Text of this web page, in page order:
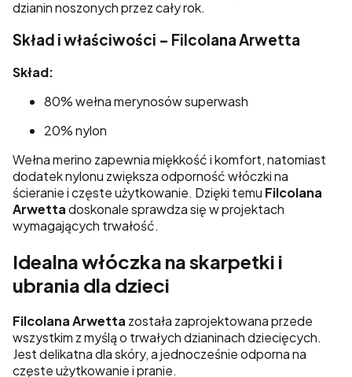
dzianin noszonych przez cały rok.
Skład i właściwości – Filcolana Arwetta
Skład:
80% wełna merynosów superwash
20% nylon
Wełna merino zapewnia miękkość i komfort, natomiast
dodatek nylonu zwiększa odporność włóczki na
ścieranie i częste użytkowanie. Dzięki temu Filcolana
Arwettadoskonale sprawdza się w projektach
wymagających trwałość.
Idealna włóczka na skarpetki i
ubrania dla dzieci
Filcolana Arwetta została zaprojektowana przede
wszystkim z myślą o trwałych dzianinach dziecięcych.
Jest delikatna dla skóry, a jednocześnie odporna na
częste użytkowanie i pranie.